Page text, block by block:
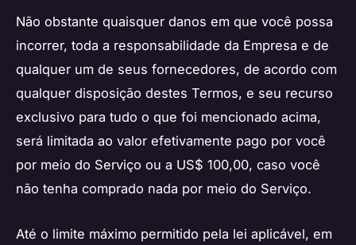
Não obstante quaisquer danos em que você possa
incorrer, toda a responsabilidade da Empresa e de
qualquer um de seus fornecedores, de acordo com
qualquer disposição destes Termos, e seu recurso
exclusivo para tudo o que foi mencionado acima,
será limitada ao valor efetivamente pago por você
por meio do Serviço ou a US$ 100,00, caso você
não tenha comprado nada por meio do Serviço.
Até o limite máximo permitido pela lei aplicável, em